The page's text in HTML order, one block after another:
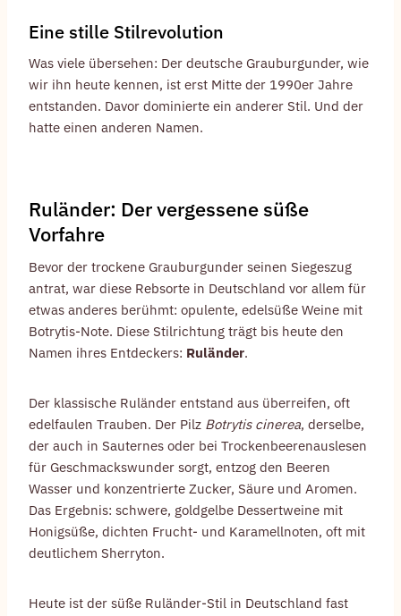
Eine stille Stilrevolution
Was viele übersehen: Der deutsche Grauburgunder, wie
wir ihn heute kennen, ist erst Mitte der 1990er Jahre
entstanden. Davor dominierte ein anderer Stil. Und der
hatte einen anderen Namen.
Ruländer: Der vergessene süße
Vorfahre
Bevor der trockene Grauburgunder seinen Siegeszug
antrat, war diese Rebsorte in Deutschland vor allem für
etwas anderes berühmt: opulente, edelsüße Weine mit
Botrytis-Note. Diese Stilrichtung trägt bis heute den
Namen ihres Entdeckers: Ruländer.
Der klassische Ruländer entstand aus überreifen, oft
edelfaulen Trauben. Der Pilz Botrytis cinerea, derselbe,
der auch in Sauternes oder bei Trockenbeerenauslesen
für Geschmackswunder sorgt, entzog den Beeren
Wasser und konzentrierte Zucker, Säure und Aromen.
Das Ergebnis: schwere, goldgelbe Dessertweine mit
Honigsüße, dichten Frucht- und Karamellnoten, oft mit
deutlichem Sherryton.
Heute ist der süße Ruländer-Stil in Deutschland fast